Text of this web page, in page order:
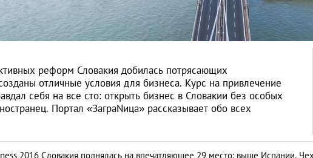
реформ Словакия добилась потрясающих
отличные условия для бизнеса. Курс на привлечение
себя на все сто: открыть бизнес в Словакии без особых
Портал «ЗаграNица» рассказывает обо всех
2016 Словакия поднялась на впечатляющее 29 место: выше Испании,
Как